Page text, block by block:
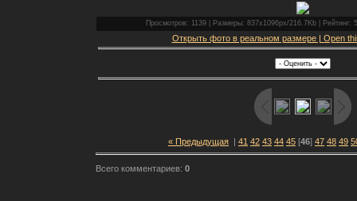
Просмотров: 1139 | Размеры: 837x1096px/216.7Kb | Рейтинг:
Открыть фото в реальном размере | Open
« Предыдущая | 41 42 43 44 45 [46] 47 48 49
Всего комментариев: 0